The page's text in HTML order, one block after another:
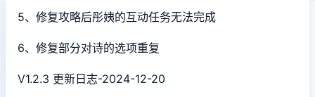
5、修复攻略后彤姨的互动任务无法完成
6、修复部分对诗的选项重复
V1.2.3 更新日志-2024-12-20